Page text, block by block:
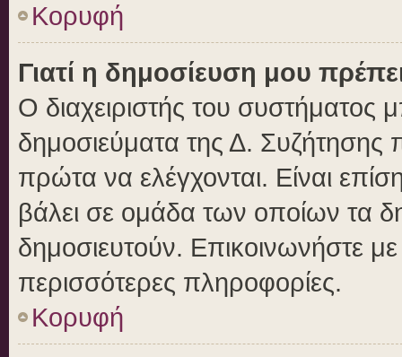
Κορυφή
Γιατί η δημοσίευση μου
Ο διαχειριστής του συστήματος
δημοσιεύματα της Δ. Συζήτησης
πρώτα να ελέγχονται. Είναι
βάλει σε ομάδα των οποίων τα
δημοσιευτούν. Επικοινωνήστε
περισσότερες πληροφορίες.
Κορυφή